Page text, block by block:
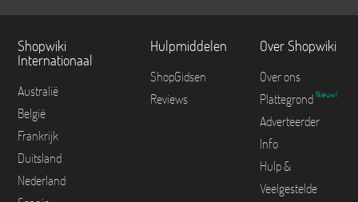
Shopwiki
Internationaal
Australië
België
Frankrijk
Duitsland
Nederland
Hulpmiddelen
ShopGidsen
Reviews
Over Shopwiki
Over ons
Plattegrond Nieuw!
Adverteerder
Info
Hulp &
Veelgestelde